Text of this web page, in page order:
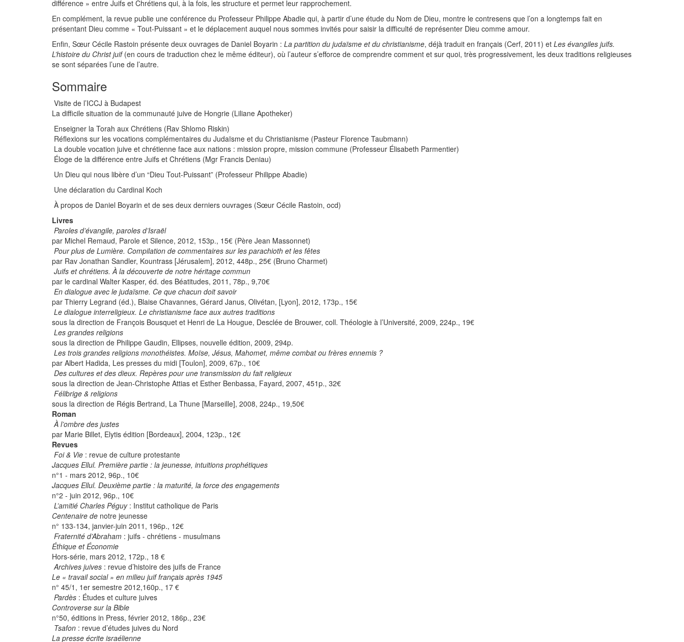
différence » entre Juifs et Chrétiens qui, à la fois, les structure et permet leur rapprochement.
En complément, la revue publie une conférence du Professeur Philippe Abadie qui, à partir d’une étude du Nom de Dieu, montre le contresens que l’on a longtemps fait en
présentant Dieu comme « Tout-Puissant » et le déplacement auquel nous sommes invités pour saisir la difficulté de représenter Dieu comme amour.
Enfin, Sœur Cécile Rastoin présente deux ouvrages de Daniel Boyarin : La partition du judaïsme et du christianisme, déjà traduit en français (Cerf, 2011) et Les évangiles juifs.
L’histoire du Christ juif(en cours de traduction chez le même éditeur), où l’auteur s’efforce de comprendre comment et sur quoi, très progressivement, les deux traditions religieuses
se sont séparées l’une de l’autre.
Sommaire
Visite de l’ICCJ à Budapest
La difficile situation de la communauté juive de Hongrie (Liliane Apotheker)
Enseigner la Torah aux Chrétiens (Rav Shlomo Riskin)
Réflexions sur les vocations complémentaires du Judaïsme et du Christianisme (Pasteur Florence Taubmann)
La double vocation juive et chrétienne face aux nations : mission propre, mission commune (Professeur Élisabeth Parmentier)
Éloge de la différence entre Juifs et Chrétiens (Mgr Francis Deniau)
Un Dieu qui nous libère d’un “Dieu Tout-Puissant” (Professeur Philippe Abadie)
Une déclaration du Cardinal Koch
À propos de Daniel Boyarin et de ses deux derniers ouvrages (Sœur Cécile Rastoin, ocd)
Livres
Paroles d’évangile, paroles d’Israël
par Michel Remaud, Parole et Silence, 2012, 153p., 15€ (Père Jean Massonnet)
Pour plus de Lumière. Compilation de commentaires sur les parachioth et les fêtes
par Rav Jonathan Sandler, Kountrass [Jérusalem], 2012, 448p., 25€ (Bruno Charmet)
Juifs et chrétiens. À la découverte de notre héritage commun
par le cardinal Walter Kasper, éd. des Béatitudes, 2011, 78p., 9,70€
En dialogue avec le judaïsme. Ce que chacun doit savoir
par Thierry Legrand (éd.), Blaise Chavannes, Gérard Janus, Olivétan, [Lyon], 2012, 173p., 15€
Le dialogue interreligieux. Le christianisme face aux autres traditions
sous la direction de François Bousquet et Henri de La Hougue, Desclée de Brouwer, coll. Théologie à l’Université, 2009, 224p., 19€
Les grandes religions
sous la direction de Philippe Gaudin, Ellipses, nouvelle édition, 2009, 294p.
Les trois grandes religions monothéistes. Moïse, Jésus, Mahomet, même combat ou frères ennemis ?
par Albert Hadida, Les presses du midi [Toulon], 2009, 67p., 10€
Des cultures et des dieux. Repères pour une transmission du fait religieux
sous la direction de Jean-Christophe Attias et Esther Benbassa, Fayard, 2007, 451p., 32€
Félibrige & religions
sous la direction de Régis Bertrand, La Thune [Marseille], 2008, 224p., 19,50€
Roman
À l’ombre des justes
par Marie Billet, Elytis édition [Bordeaux], 2004, 123p., 12€
Revues
Foi & Vie : revue de culture protestante
Jacques Ellul. Première partie : la jeunesse, intuitions prophétiques
n°1 - mars 2012, 96p., 10€
Jacques Ellul. Deuxième partie : la maturité, la force des engagements
n°2 - juin 2012, 96p., 10€
L’amitié Charles Péguy: Institut catholique de Paris
Centenaire de notre jeunesse
n° 133-134, janvier-juin 2011, 196p., 12€
Fraternité d’Abraham : juifs - chrétiens - musulmans
Éthique et Économie
Hors-série, mars 2012, 172p., 18 €
Archives juives : revue d’histoire des juifs de France
Le « travail social » en milieu juif français après 1945
n° 45/1, 1er semestre 2012,160p., 17 €
Pardès : Études et culture juives
Controverse sur la Bible
n°50, éditions in Press, février 2012, 186p., 23€
Tsafon : revue d’études juives du Nord
La presse écrite israélienne